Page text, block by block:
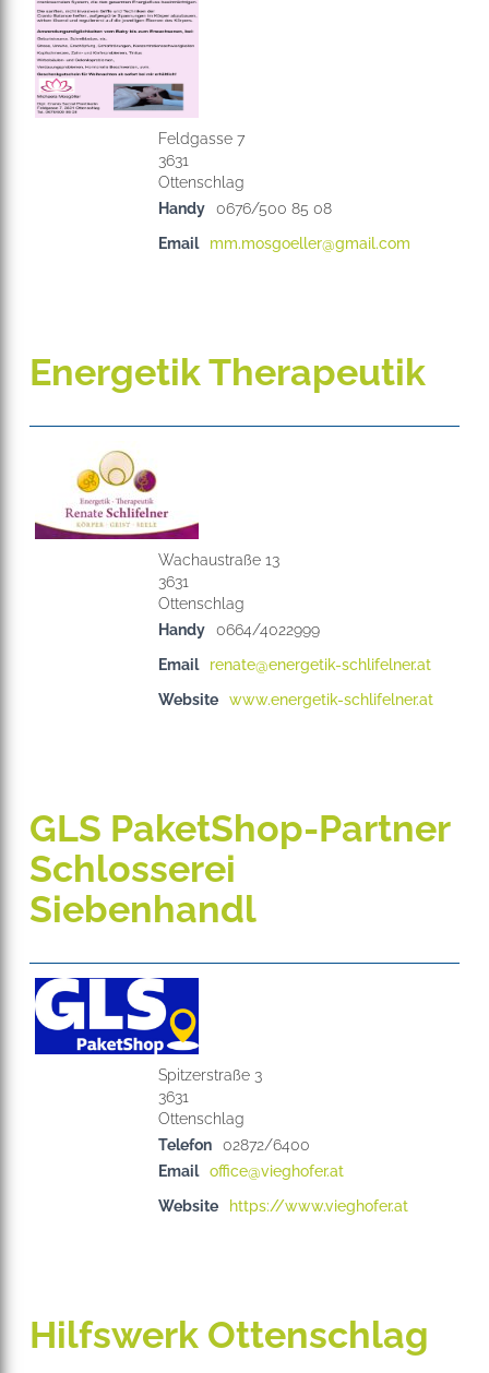
Feldgasse 7
3631
Handy 0676/500 85 08
Email
mm.mosgoeller@gmail.com
Energetik Therapeutik
Wachaustraße 13
3631
Handy 0664/4022999
Email
renate@energetik-schlifelner.at
Website www.energetik-schlifelner.at
GLS PaketShop-Partner
Schlosserei
Siebenhandl
Spitzerstraße 3
3631
Telefon 02872/6400
Email office@vieghofer.at
Website
https://www.vieghofer.at
Hilfswerk Ottenschlag